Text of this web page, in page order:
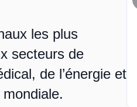
les plus
secteurs de
de l’énergie et
mondiale.